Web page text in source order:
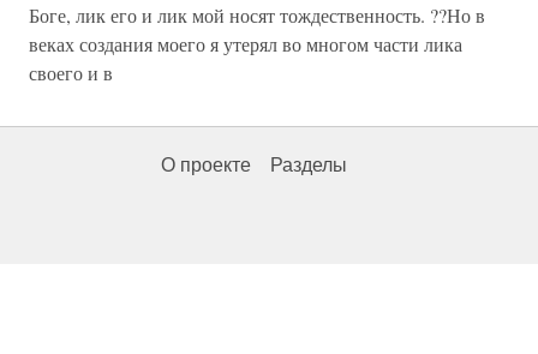
Боге, лик его и лик мой носят тождественность. ??Но в
веках создания моего я утерял во многом части лика
своего и в
О проекте Разделы